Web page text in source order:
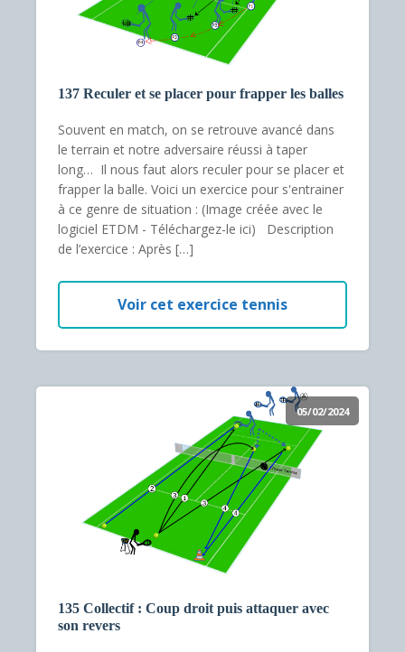
137 Reculer et se placer pour frapper les balles
Souvent en match, on se retrouve avancé dans
le terrain et notre adversaire réussi à taper
long… Il nous faut alors reculer pour se placer et
frapper la balle. Voici un exercice pour s'entrainer
à ce genre de situation : (Image créée avec le
logiciel ETDM - Téléchargez-le ici) Description
de l’exercice : Après […]
Voir cet exercice tennis
05/02/2024
135 Collectif : Coup droit puis attaquer avec
son revers